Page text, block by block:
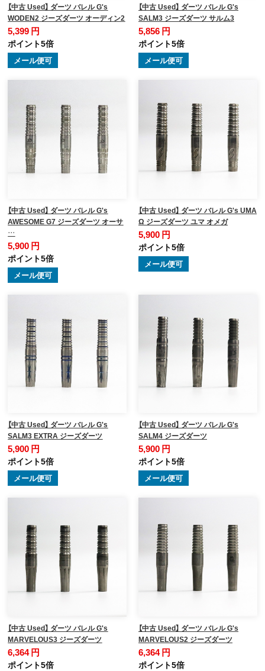
【中古 Used】 ダーツ バレル G's
WODEN2 ジーズダーツ オーディン2
5,399 円
ポイント5倍
メール便可
【中古 Used】 ダーツ バレル G's
SALM3 ジーズダーツ サルム3
5,856 円
ポイント5倍
メール便可
【中古 Used】 ダーツ バレル G's
AWESOME G7 ジーズダーツ オーサ
…
5,900 円
ポイント5倍
メール便可
【中古 Used】 ダーツ バレル G's UMA
Ω ジーズダーツ ユマ オメガ
5,900 円
ポイント5倍
メール便可
【中古 Used】 ダーツ バレル G's
SALM3 EXTRA ジーズダーツ
5,900 円
ポイント5倍
メール便可
【中古 Used】 ダーツ バレル G's
SALM4 ジーズダーツ
5,900 円
ポイント5倍
メール便可
【中古 Used】 ダーツ バレル G's
MARVELOUS3 ジーズダーツ
6,364 円
ポイント5倍
【中古 Used】 ダーツ バレル G's
MARVELOUS2 ジーズダーツ
6,364 円
ポイント5倍